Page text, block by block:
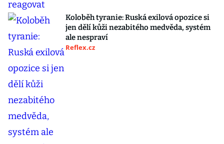
Koloběh tyranie: Ruská exilová opozice si
jen dělí kůži nezabitého medvěda, systém
ale nespraví
Reflex.cz